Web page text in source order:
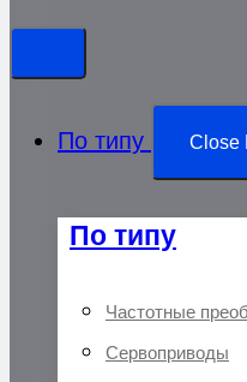
По типу Close
По типу
Частотные
Сервоприводы